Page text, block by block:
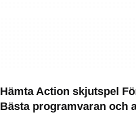
Hämta Action skjutspel
Bästa programvaran och